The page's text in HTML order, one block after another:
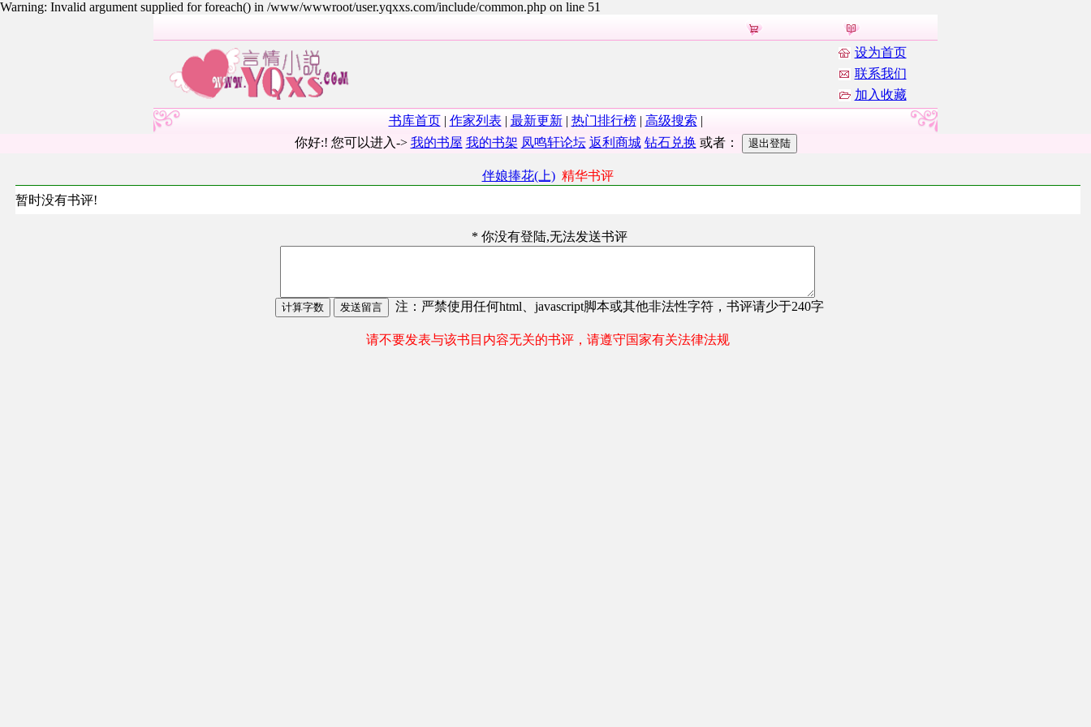
Warning: Invalid argument supplied for foreach() in /www/wwwroot/user.yqxxs.com/include/common.php on line 51
设为首页
联系我们
加入收藏
书库首页| 作家列表 | 最新更新| 热门排行榜| 高级搜索 |
你好:! 您可以进入-> 我的书屋 我的书架 凤鸣轩论坛 返利商城 钻石兑换 或者：
伴娘捧花(上)精华书评
暂时没有书评!
* 你没有登陆,无法发送书评
注：严禁使用任何html、javascript脚本或其他非法性字符，书评请少于240字
请不要发表与该书目内容无关的书评，请遵守国家有关法律法规